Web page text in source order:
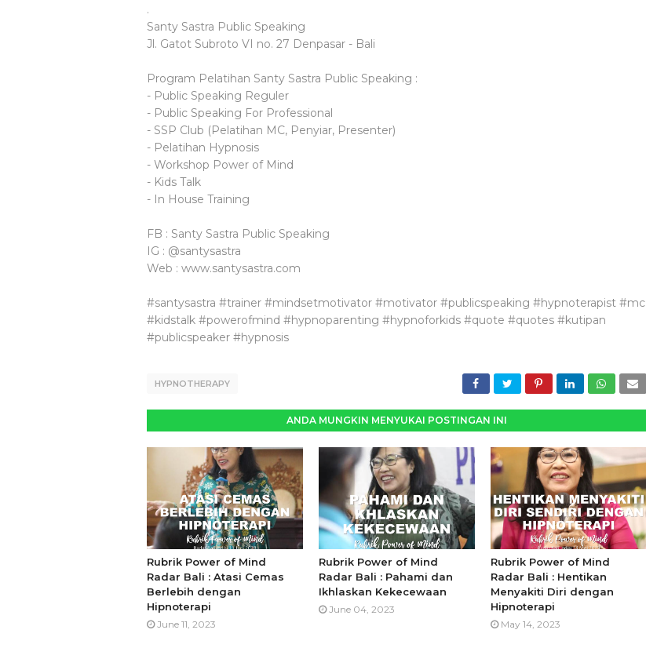
.
Santy Sastra Public Speaking
Jl. Gatot Subroto VI no. 27 Denpasar - Bali
Program Pelatihan Santy Sastra Public Speaking :
- Public Speaking Reguler
- Public Speaking For Professional
- SSP Club (Pelatihan MC, Penyiar, Presenter)
- Pelatihan Hypnosis
- Workshop Power of Mind
- Kids Talk
- In House Training
FB : Santy Sastra Public Speaking
IG : @santysastra
Web : www.santysastra.com
#santysastra #trainer #mindsetmotivator #motivator #publicspeaking #hypnoterapist #mc
#kidstalk #powerofmind #hypnoparenting #hypnoforkids #quote #quotes #kutipan
#publicspeaker #hypnosis
HYPNOTHERAPY
ANDA MUNGKIN MENYUKAI POSTINGAN INI
Rubrik Power of Mind
Radar Bali : Atasi Cemas
Berlebih dengan
Hipnoterapi
June 11, 2023
Rubrik Power of Mind
Radar Bali : Pahami dan
Ikhlaskan Kekecewaan
June 04, 2023
Rubrik Power of Mind
Radar Bali : Hentikan
Menyakiti Diri dengan
Hipnoterapi
May 14, 2023